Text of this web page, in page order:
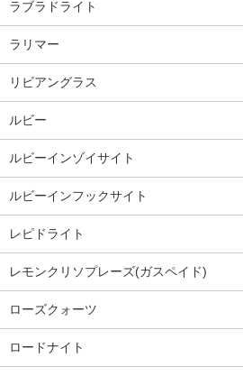
ラブラドライト
ラリマー
リビアングラス
ルビー
ルビーインゾイサイト
ルビーインフックサイト
レピドライト
レモンクリソプレーズ(ガスペイド)
ローズクォーツ
ロードナイト